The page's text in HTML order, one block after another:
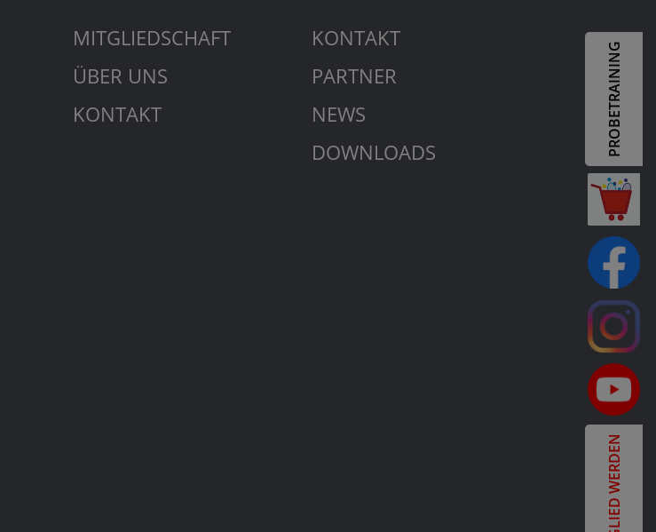
PROBETRAINING
MITGLIED WERDEN
MITGLIEDSCHAFT
ÜBER UNS
KONTAKT
KONTAKT
PARTNER
NEWS
DOWNLOADS